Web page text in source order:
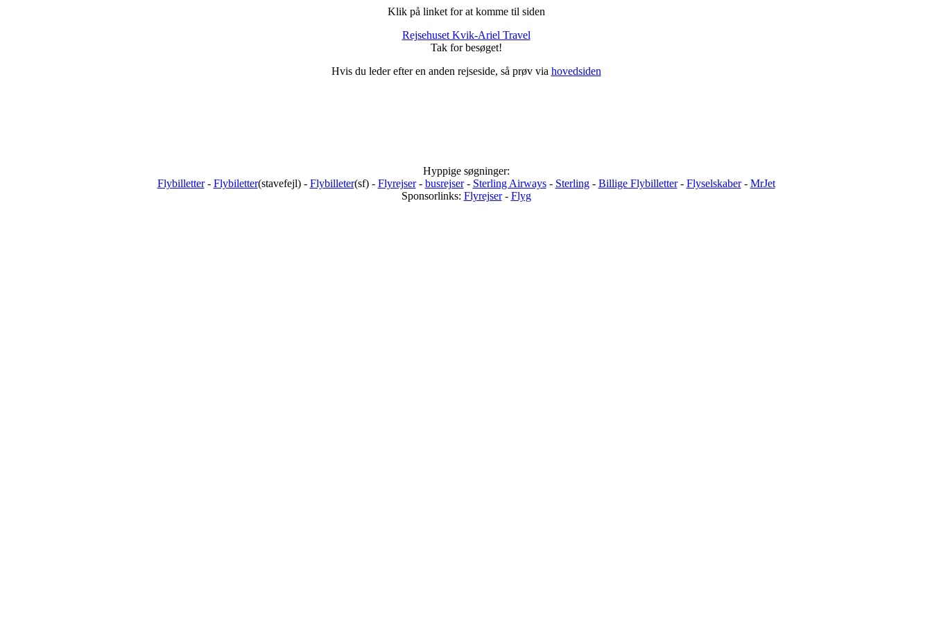
Klik på linket for at komme til siden
Rejsehuset Kvik-Ariel Travel
Tak for besøget!
Hvis du leder efter en anden rejseside, så prøv via hovedsiden
Hyppige søgninger:
Flybilletter- Flybiletter(stavefejl) - Flybilleter(sf) - Flyrejser- busrejser- Sterling Airways- Sterling- Billige Flybilletter- Flyselskaber- MrJet
Sponsorlinks: Flyrejser- Flyg